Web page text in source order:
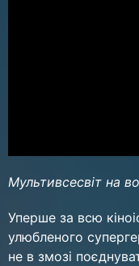
Мультивсесвіт на
Уперше за всю
улюбленого
не в змозі